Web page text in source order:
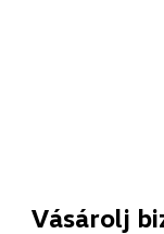
Vásárolj